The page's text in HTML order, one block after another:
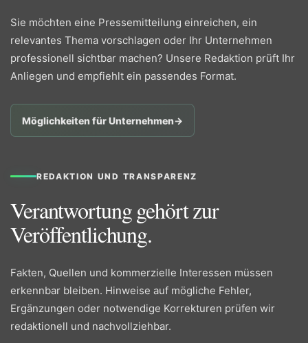
Sie möchten eine Pressemitteilung einreichen, ein
relevantes Thema vorschlagen oder Ihr Unternehmen
professionell sichtbar machen? Unsere Redaktion prüft Ihr
Anliegen und empfiehlt ein passendes Format.
Möglichkeiten für Unternehmen→
REDAKTION UND TRANSPARENZ
Verantwortung gehört zur
Veröffentlichung.
Fakten, Quellen und kommerzielle Interessen müssen
erkennbar bleiben. Hinweise auf mögliche Fehler,
Ergänzungen oder notwendige Korrekturen prüfen wir
redaktionell und nachvollziehbar.